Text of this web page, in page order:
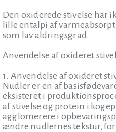
Den oxiderede stivelse har
lille entalpi af
som lav aldringsgrad.
Anvendelse af oxideret
1. Anvendelse af oxideret
Nudler er en af
eksisteret i
af stivelse og protein i
agglomerere i
ændre nudlernes tekstur,